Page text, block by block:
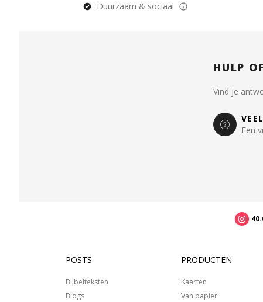
Duurzaam & sociaal
HULP
Vind je
Een
POSTS
Bijbelteksten
Blogs
PRODUCTEN
Kaarten
Van papier